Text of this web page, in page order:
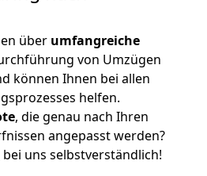
über umfangreiche
von Umzügen
können Ihnen bei allen
helfen.
, die genau nach Ihren
angepasst werden?
uns selbstverständlich!